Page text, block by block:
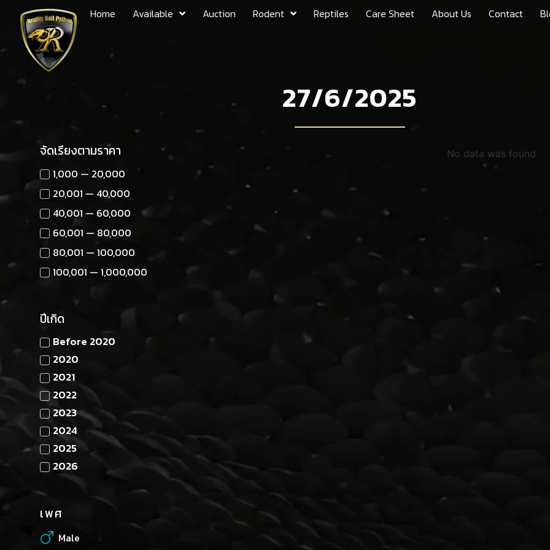
Home Available Auction Rodent Reptiles Care Sheet About Us Contact
27/6/2025
จัดเรียงตามราคา
1,000 — 20,000
20,001 — 40,000
40,001 — 60,000
60,001 — 80,000
80,001 — 100,000
100,001 — 1,000,000
ปีเกิด
Before 2020
2020
2021
2022
2023
2024
2025
2026
เพศ
Male
No data was found